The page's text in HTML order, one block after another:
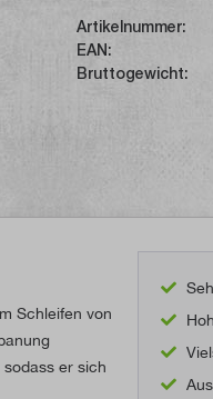
Artikelnummer:
EAN:
Bruttogewicht:
Schleifen von
er sich